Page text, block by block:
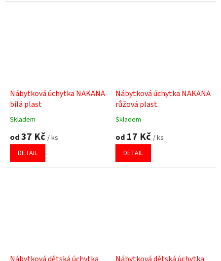
Nábytková úchytka NAKANA
bílá plast
Průměrné
produktu
5,0
z
Skladem
od37 Kč / ks
DETAIL
Nábytková úchytka NAKANA
růžová plast
Průměrné
produktu
5,0
z
Skladem
od 17 Kč / ks
DETAIL